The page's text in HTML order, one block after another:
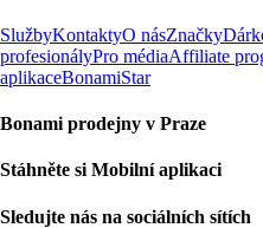
SlužbyKontaktyO násZnačky
profesionályPro médiaAffiliate
aplikaceBonamiStar
Bonami prodejny v Praze
Stáhněte si Mobilní aplikaci
Sledujte nás na sociálních sítích